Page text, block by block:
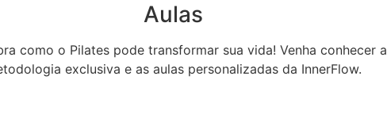
Aulas
como o Pilates pode transformar sua vida! Venha conhecer a
exclusiva e as aulas personalizadas da InnerFlow.